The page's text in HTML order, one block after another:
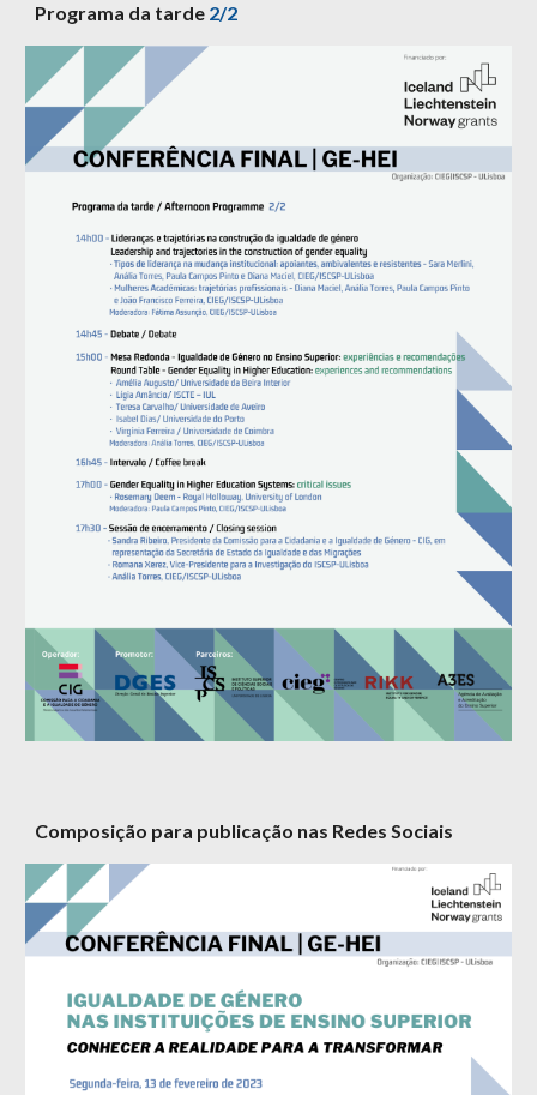
Programa da tarde 2/2
Composição para publicação nas Redes Sociais